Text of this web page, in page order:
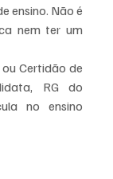
ensino. Não é
nem ter um
Certidão de
RG do
no ensino